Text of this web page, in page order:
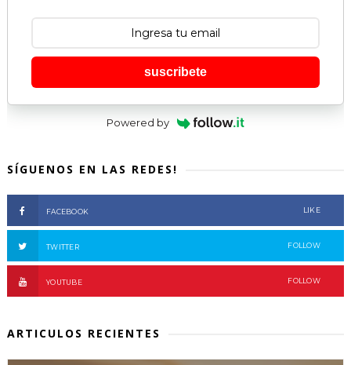
suscribete
Powered by
SÍGUENOS EN LAS REDES!
FACEBOOK LIKE
TWITTER FOLLOW
YOUTUBE FOLLOW
ARTICULOS RECIENTES